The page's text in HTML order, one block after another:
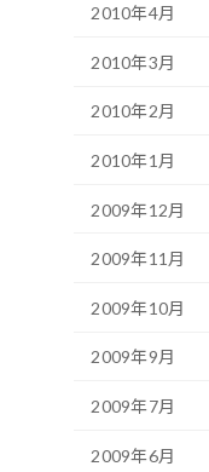
2010年4月
2010年3月
2010年2月
2010年1月
2009年12月
2009年11月
2009年10月
2009年9月
2009年7月
2009年6月